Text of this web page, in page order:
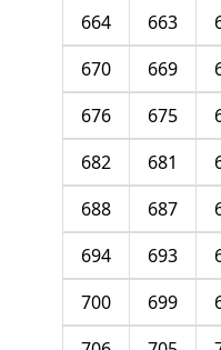
663
664
669
670
675
676
681
682
687
688
693
694
699
700